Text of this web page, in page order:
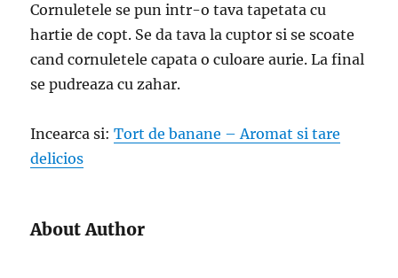
Cornuletele se pun intr-o tava tapetata cu
hartie de copt. Se da tava la cuptor si se scoate
cand cornuletele capata o culoare aurie. La final
se pudreaza cu zahar.
Incearca si:Tort de banane – Aromat si tare
delicios
About Author